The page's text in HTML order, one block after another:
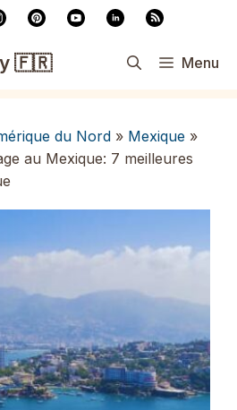
🇫🇷 Menu
du Nord » Mexique »
au Mexique: 7 meilleures